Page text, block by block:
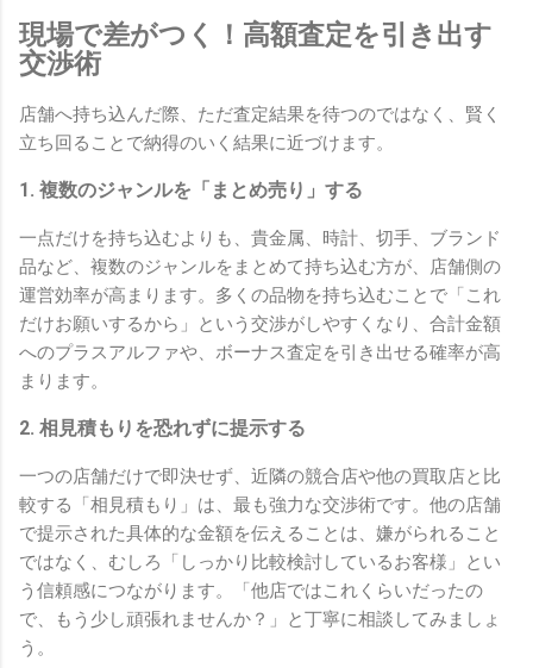
現場で差がつく！高額査定を引き出す
交渉術
店舗へ持ち込んだ際、ただ査定結果を待つのではなく、賢く
立ち回ることで納得のいく結果に近づけます。
1. 複数のジャンルを「まとめ売り」する
一点だけを持ち込むよりも、貴金属、時計、切手、ブランド
品など、複数のジャンルをまとめて持ち込む方が、店舗側の
運営効率が高まります。多くの品物を持ち込むことで「これ
だけお願いするから」という交渉がしやすくなり、合計金額
へのプラスアルファや、ボーナス査定を引き出せる確率が高
まります。
2. 相見積もりを恐れずに提示する
一つの店舗だけで即決せず、近隣の競合店や他の買取店と比
較する「相見積もり」は、最も強力な交渉術です。他の店舗
で提示された具体的な金額を伝えることは、嫌がられること
ではなく、むしろ「しっかり比較検討しているお客様」とい
う信頼感につながります。「他店ではこれくらいだったの
で、もう少し頑張れませんか？」と丁寧に相談してみましょ
う。